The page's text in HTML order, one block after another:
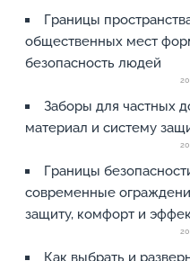
Границы
общественных мест
безопасность людей
Заборы для частных
материал и систему
Границы
современные
защиту, комфорт и
Как выбрать и